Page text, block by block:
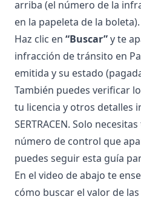
arriba (el número de la
en la papeleta de la boleta).
Haz clic en “Buscar”y te
infracción de tránsito en
emitida y su estado
También puedes verificar
tu licencia y otros detalles
SERTRACEN. Solo
número de control que
puedes seguir esta guía
En el video de abajo te
cómo buscar el valor de